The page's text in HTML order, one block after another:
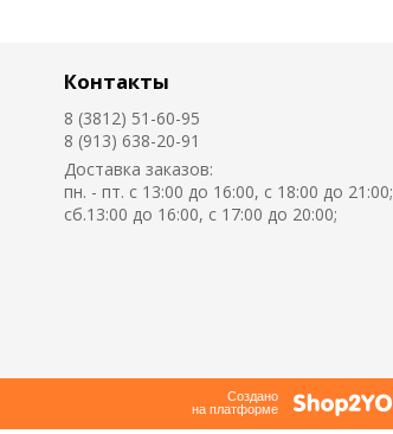
Контакты
8 (3812) 51-60-95
8 (913) 638-20-91
Доставка заказов:
пн. - пт. с 13:00 до 16:00, с 18:00 до 21:00;
сб.13:00 до 16:00, с 17:00 до 20:00;
Создано
на платформе